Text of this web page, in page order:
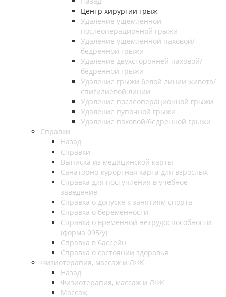
Центр хирургии грыж
Удаление ущемленной
послеоперационной грыжи
Удаление ущемленной паховой/
бедренной грыжи
Удаление двухсторонней паховой/
бедренной грыжи
Удаление грыжи белой линии живота/
спигилиевой линии
Удаление послеоперационной грыжи
Удаление пупочной грыжи
Удаление паховой/бедренной грыжи
Справки
Назад
Справки
Выписка из медицинской карты
Санаторно-курортная карта для взрослых
Справка для поступления в учебное
заведение
Справка о допуске к занятиям спорта
Справка о беременности
Справка о временной нетрудоспособности
(форма 095/у)
Справка в бассейн
Справка о состоянии здоровья
Физиотерапия, массаж и ЛФК
Назад
Физиотерапия, массаж и ЛФК
Массаж